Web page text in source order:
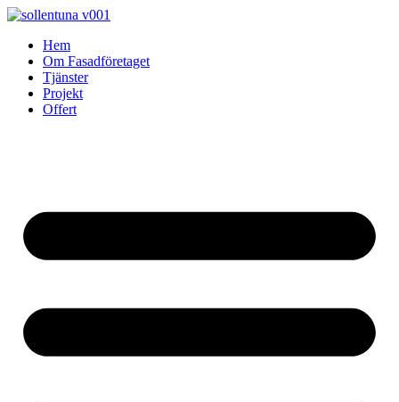
Skip
contentHem
Om Fasadföretaget
Tjänster
Projekt
Offert